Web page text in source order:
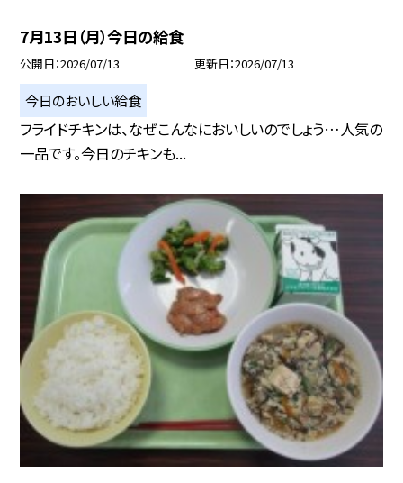
7月13日（月）今日の給食
公開日 2026/07/13 更新日 2026/07/13
今日のおいしい給食
フライドチキンは、なぜこんなにおいしいのでしょう…人気の
一品です。今日のチキンも...